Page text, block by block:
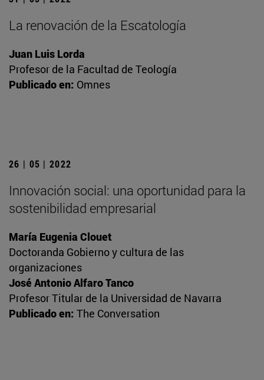
La renovación de la Escatología
Juan Luis Lorda
Profesor de la Facultad de Teología
Publicado en: Omnes
26 | 05 | 2022
Innovación social: una oportunidad para la
sostenibilidad empresarial
María Eugenia Clouet
Doctoranda Gobierno y cultura de las
organizaciones
José Antonio Alfaro Tanco
Profesor Titular de la Universidad de Navarra
Publicado en: The Conversation